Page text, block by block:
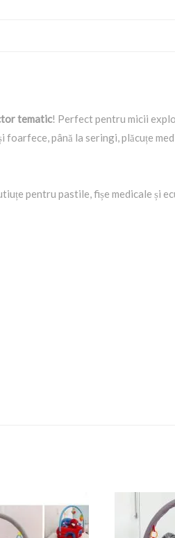
tematic! Perfect pentru micii
până la seringi, plăcuțe
pentru pastile, fișe medicale și